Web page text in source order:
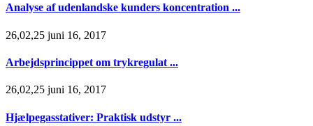
Analyse af udenlandske kunders koncentration ...
26,02,25 juni 16, 2017
Arbejdsprincippet om trykregulat ...
26,02,25 juni 16, 2017
Hjælpegasstativer: Praktisk udstyr ...